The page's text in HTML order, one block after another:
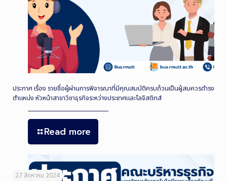
ประกาศ เรื่อง รายชื่อผู้ผ่านการพิจารณาที่มีคุณสมบัติครบถ้วนเป็นผู้สมควรดำรง
ตำแหน่ง หัวหน้าสาขาวิชาธุรกิจระหว่างประเทศและโลจิสติกส์
Read more
27 สิงหาคม 2024